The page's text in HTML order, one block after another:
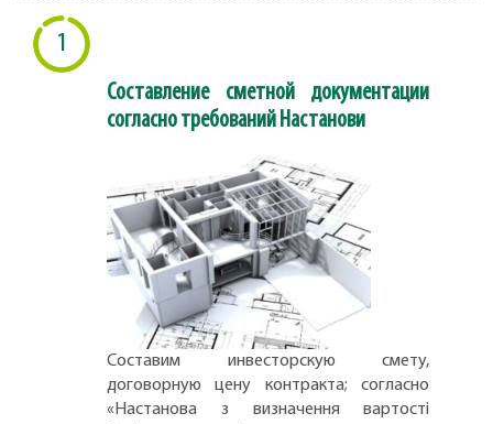
1
Составление сметной документации
согласно требований Настанови
Составим инвесторскую смету,
договорную цену контракта; согласно
«Настанова з визначення вартості